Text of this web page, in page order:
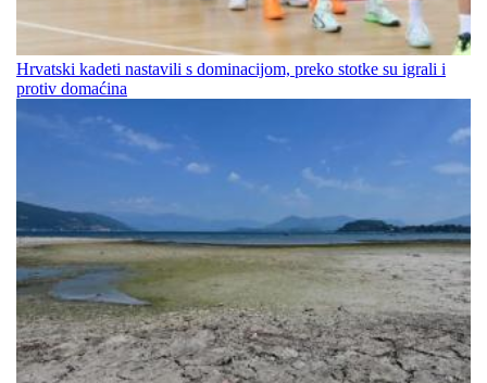
Hrvatski kadeti nastavili s dominacijom, preko stotke su igrali i
protiv domaćina